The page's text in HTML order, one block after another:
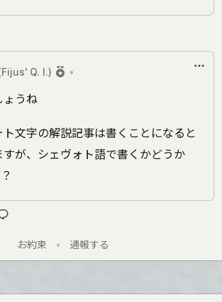
Q. I.) •
ょうね
ト文字の解説記事は書くことになると
すが、シェヴォト語で書くかどうか
お約束 • 通報する